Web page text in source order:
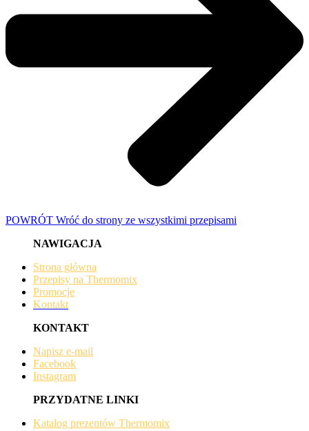
POWRÓT Wróć do strony ze wszystkimi przepisami
NAWIGACJA
Strona główna
Przepisy na Thermomix
Promocje
Kontakt
KONTAKT
Napisz e-mail
Facebook
Instagram
PRZYDATNE LINKI
Katalog prezentów Thermomix